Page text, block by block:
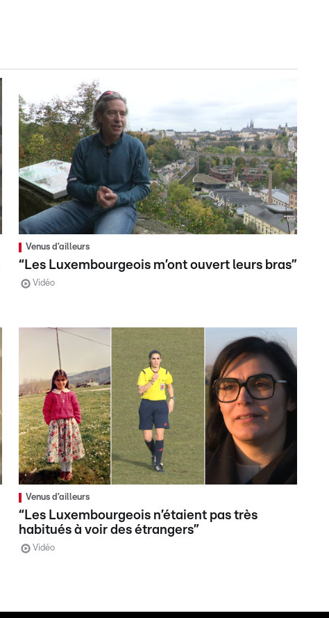
Venus d’ailleurs
“Les Luxembourgeois m’ont ouvert leurs bras”
Vidéo
Venus d’ailleurs
“Les Luxembourgeois n’étaient pas très
habitués à voir des étrangers”
Vidéo